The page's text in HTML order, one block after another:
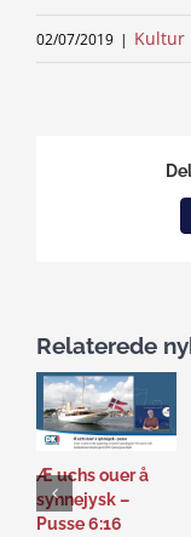
02/07/2019 | Kultur
Relaterede
Æ uchs ouer å
synnejysk –
Pusse 6:16